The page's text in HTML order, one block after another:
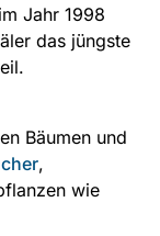
Jahr 1998
das jüngste
Bäumen und
,
wie